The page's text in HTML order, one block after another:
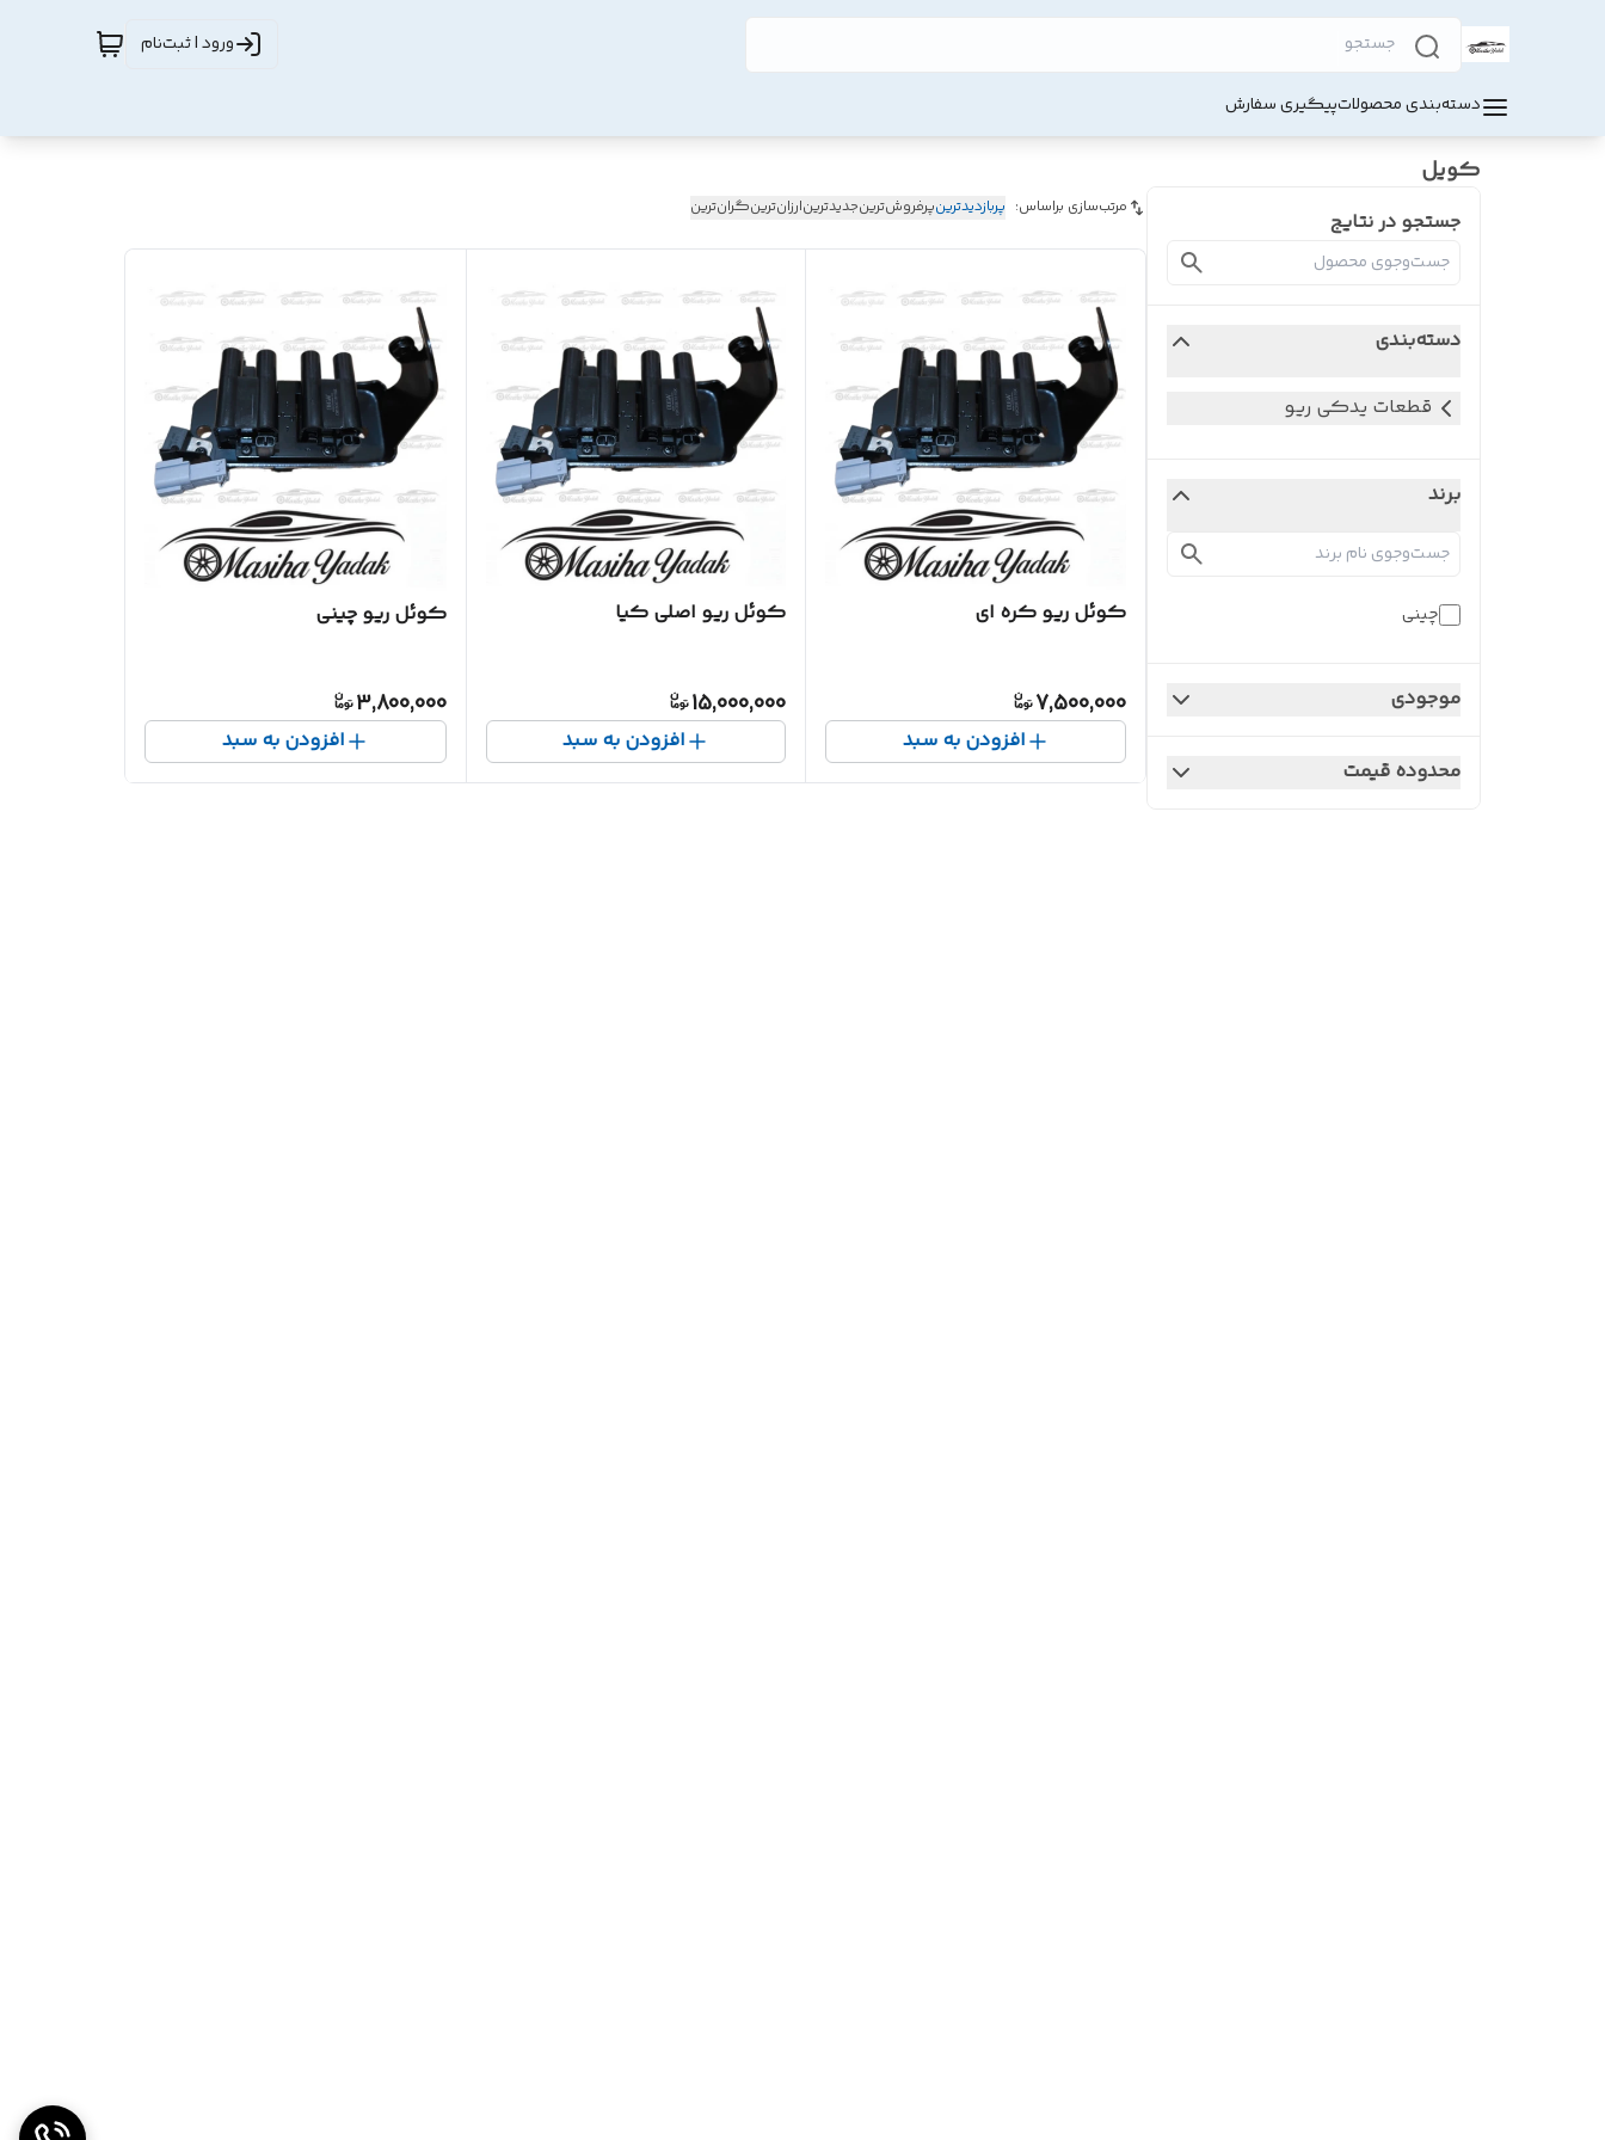
ورود | ثبت‌نام
دسته‌بندی محصولاتپیگیری سفارش
کویل
جستجو در نتایج
دسته‌بندی
قطعات یدکی ریو
برند
چینی
موجودی
محدوده قیمت
مرتب‌سازی براساس: پربازدیدترینپرفروش‌ترینجدیدترینارزان‌ترینگران‌ترین
کوئل ریو کره ای
7,500,000
افزودن به سبد
کوئل ریو اصلی کیا
15,000,000
افزودن به سبد
کوئل ریو چینی
3,800,000
افزودن به سبد